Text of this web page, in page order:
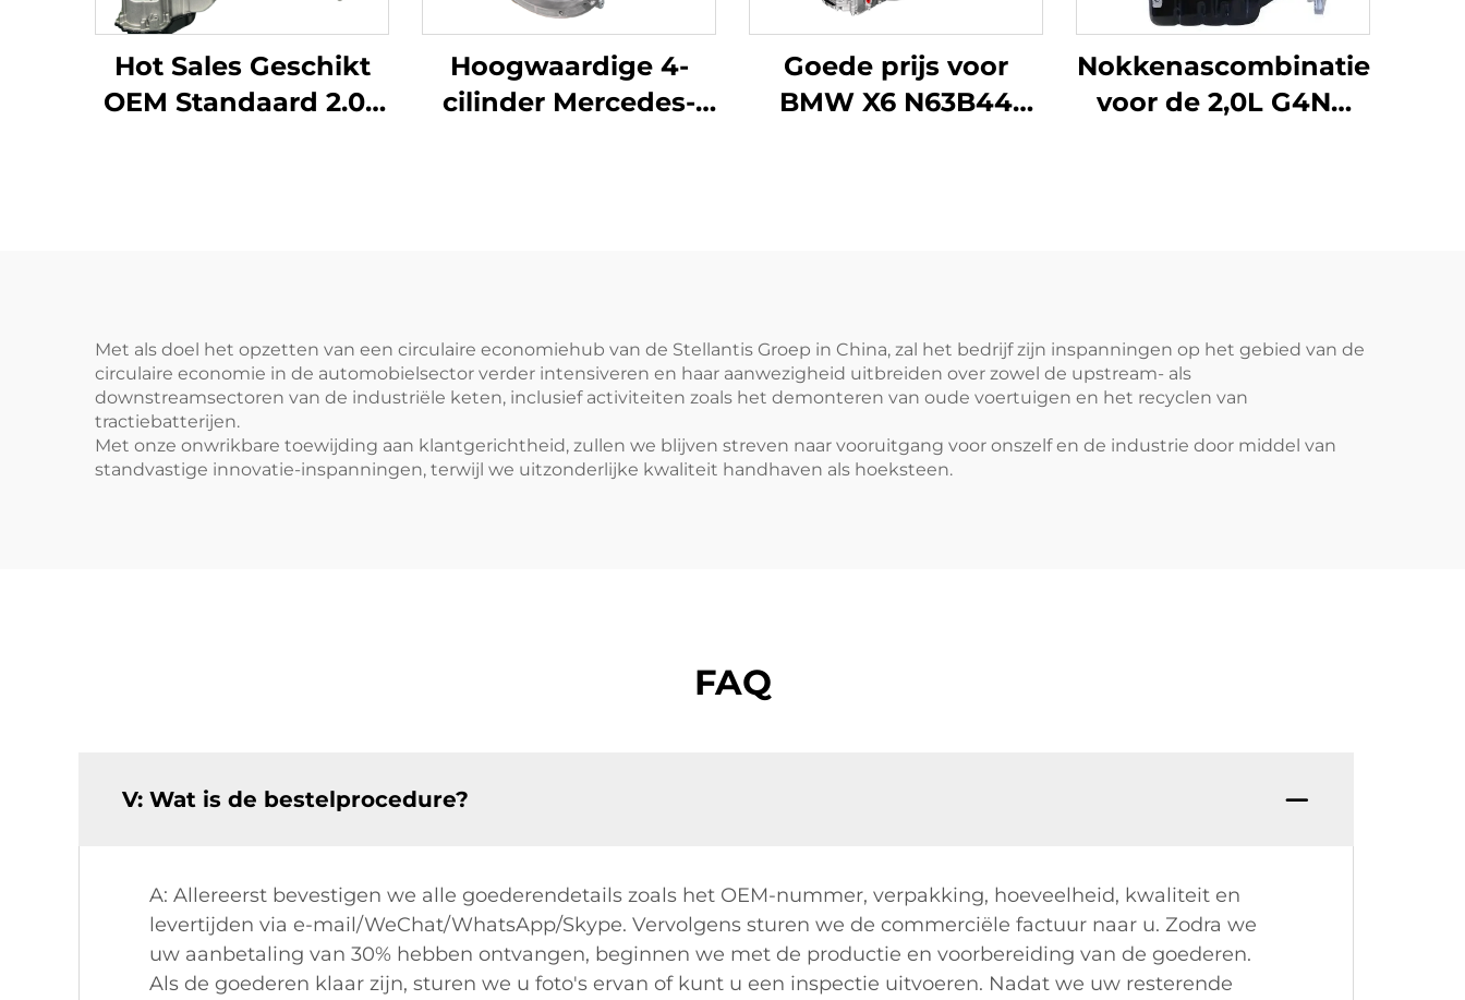
Hot Sales Geschikt
OEM Standaard 2.0T
Hoogwaardige 4-
cilinder Mercedes-
Goede prijs voor
BMW X6 N63B44
Nokkenascombinatie
voor de 2,0L G4NC
kW/203 Nm.
Met als doel het opzetten van een circulaire economiehub van de Stellantis Groep in China, zal het bedrijf zijn inspanningen op het gebied van de
circulaire economie in de automobielsector verder intensiveren en haar aanwezigheid uitbreiden over zowel de upstream- als
downstreamsectoren van de industriële keten, inclusief activiteiten zoals het demonteren van oude voertuigen en het recyclen van
tractiebatterijen.
Met onze onwrikbare toewijding aan klantgerichtheid, zullen we blijven streven naar vooruitgang voor onszelf en de industrie door middel van
standvastige innovatie-inspanningen, terwijl we uitzonderlijke kwaliteit handhaven als hoeksteen.
FAQ
V: Wat is de bestelprocedure?
A: Allereerst bevestigen we alle goederendetails zoals het OEM-nummer, verpakking, hoeveelheid, kwaliteit en
levertijden via e-mail/WeChat/WhatsApp/Skype. Vervolgens sturen we de commerciële factuur naar u. Zodra we
uw aanbetaling van 30% hebben ontvangen, beginnen we met de productie en voorbereiding van de goederen.
Als de goederen klaar zijn, sturen we u foto's ervan of kunt u een inspectie uitvoeren. Nadat we uw resterende